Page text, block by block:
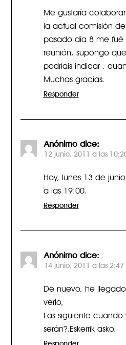
Me gustaría
la actual comisión de
pasado día 8 me fué
reunión, supongo
podríais indicar ,
Muchas gracias.
Responder
Anónimo dice:
12 junio, 2011 a las
Hoy, lunes 13 de
a las 19:00.
Responder
Anónimo dice:
14 junio, 2011 a las 2:47
De nuevo, he
verlo,
Las siguiente cuando
serán?.Eskerrik asko.
Responder